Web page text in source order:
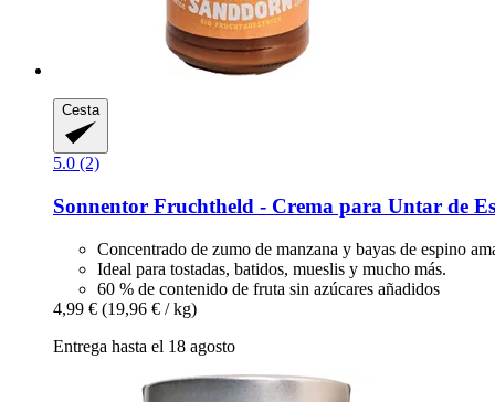
Cesta
5.0 (2)
Sonnentor Fruchtheld -​ Crema para Untar de
Concentrado de zumo de manzana y bayas de espino
Ideal para tostadas, batidos, mueslis y mucho más.
60 % de contenido de fruta sin azúcares añadidos
4,99 € (19,96 € / kg)
Entrega hasta el 18 agosto